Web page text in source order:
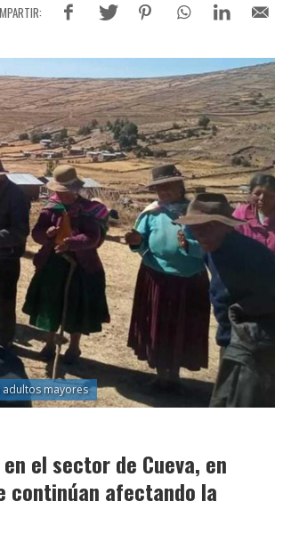
mayores
el sector de Cueva, en
continúan afectando la